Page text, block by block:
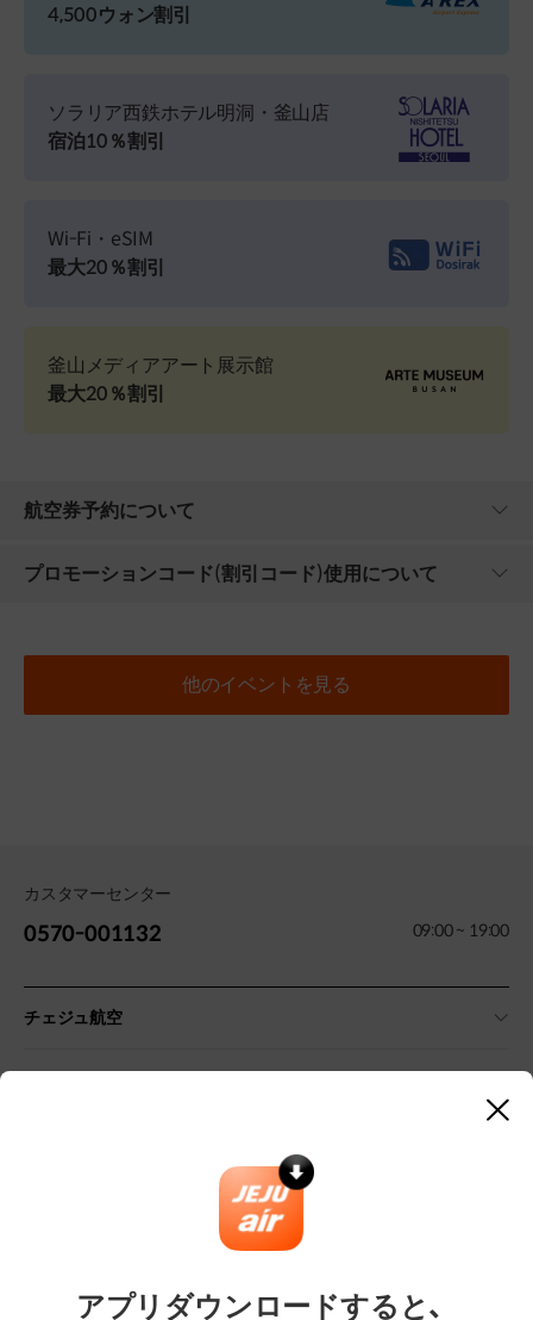
4,500ウォン割引
ソラリア西鉄ホテル明洞・釜山店
宿泊10％割引
Wi-Fi・eSIM
最大20％割引
釜山メディアアート展示館
最大20％割引
航空券予約について
プロモーションコード(割引コード)使用について
他のイベントを見る
닫
アプリダウンロードすると、
カスタマーセンター
0570-001132 09:00 ~ 19:00
チェジュ航空